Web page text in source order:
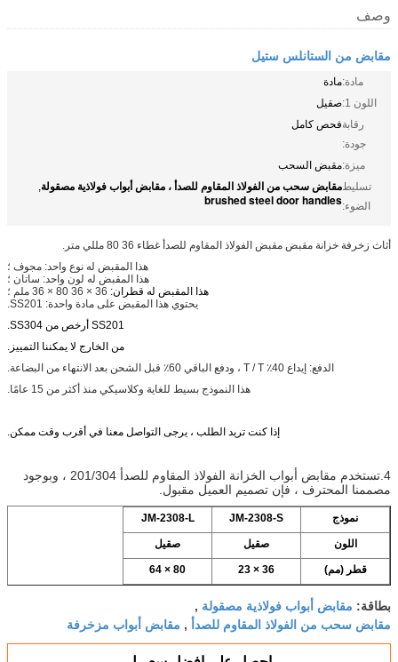
وصف
مقابض من الستانلس ستيل
مادة:مادة
اللون 1:
صقيل
رقابة
جودة:
فحص كامل
ميزة:مقبض السحب
تسليط
الضوء:
مقابض سحب من الفولاذ المقاوم للصدأ ، مقابض أبواب فولاذية مصقولة,
brushed steel door handles
أثاث زخرفة خزانة مقبض مقبض الفولاذ المقاوم للصدأ غطاء 36 80 مللي متر.
هذا المقبض له نوع واحد: مجوف ؛
هذا المقبض له لون واحد: ساتان ؛
هذا المقبض له قطران:
يحتوي هذا المقبض على مادة واحدة: SS201.
SS201 أرخص من SS304.
من الخارج لا يمكننا التمييز.
الدفع: إيداع 40٪ T / T ، ودفع الباقي 60٪ قبل الشحن بعد الانتهاء من البضاعة.
هذا النموذج بسيط للغاية وكلاسيكي منذ أكثر من 15 عامًا.
إذا كنت تريد الطلب ، يرجى التواصل معنا في أقرب وقت ممكن.
4.تستخدم مقابض أبواب الخزانة الفولاذ المقاوم للصدأ 201/304 ، وبوجود
مصممنا المحترف ، فإن تصميم العميل مقبول.
نموذج JM-2308-S
JM-2308-L
اللون صقيل صقيل
قطر (مم) 36 × 23
80 × 64
بطاقة: مقابض أبواب فولاذية مصقولة ,
مقابض سحب من الفولاذ المقاوم للصدأ , مقابض أبواب مزخرفة